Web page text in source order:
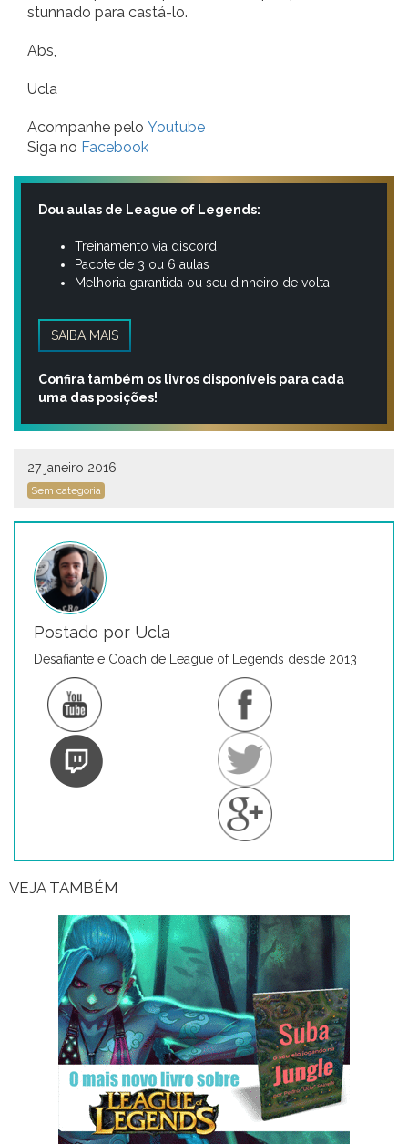
stunnado para castá-lo.
Abs,
Ucla
Acompanhe pelo Youtube
Siga no Facebook
Dou aulas de League of Legends:
Treinamento via discord
Pacote de 3 ou 6 aulas
Melhoria garantida ou seu dinheiro de volta
SAIBA MAIS
Confira também os livros disponíveis para cada
uma das posições!
27 janeiro 2016
Sem categoria
Postado por Ucla
Desafiante e Coach de League of Legends desde 2013
VEJA TAMBÉM